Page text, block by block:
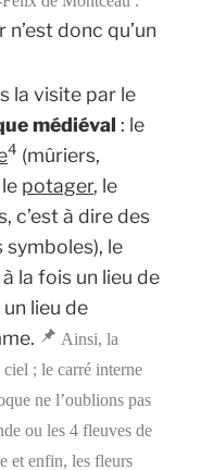
donc qu’un
la visite par le
médiéval : le
4 (mûriers,
potager, le
c’est à dire des
le
la fois un lieu de
lieu de
Ainsi, la
; le carré interne
ne l’oublions pas
ou les 4 fleuves de
et enfin, les fleurs